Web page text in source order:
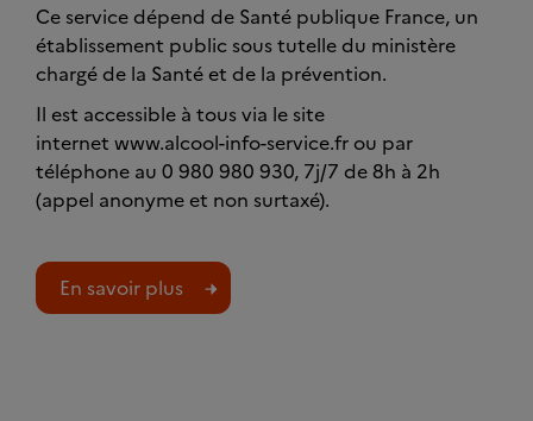
Ce service dépend de Santé publique France, un
établissement public sous tutelle du ministère
chargé de la Santé et de la prévention.
Il est accessible à tous via le site
internet www.alcool-info-service.fr ou par
téléphone au 0 980 980 930, 7j/7 de 8h à 2h
(appel anonyme et non surtaxé).
En savoir plus